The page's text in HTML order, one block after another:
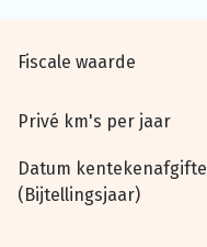
Fiscale waarde
Privé km's per jaar
Datum kentekenafgifte
(Bijtellingsjaar)